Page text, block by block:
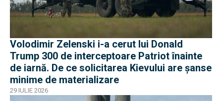
Volodimir Zelenski i-a cerut lui Donald
Trump 300 de interceptoare Patriot înainte
de iarnă. De ce solicitarea Kievului are șanse
minime de materializare
29 IULIE 2026